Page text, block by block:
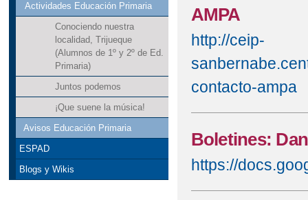
Actividades Educación Primaria
Conociendo nuestra
localidad, Trijueque
(Alumnos de 1º y 2º de Ed.
Primaria)
Juntos podemos
¡Que suene la música!
Avisos Educación Primaria
ESPAD
Blogs y Wikis
AMPA
http://ceip-
contacto-ampa
Boletines:
https://